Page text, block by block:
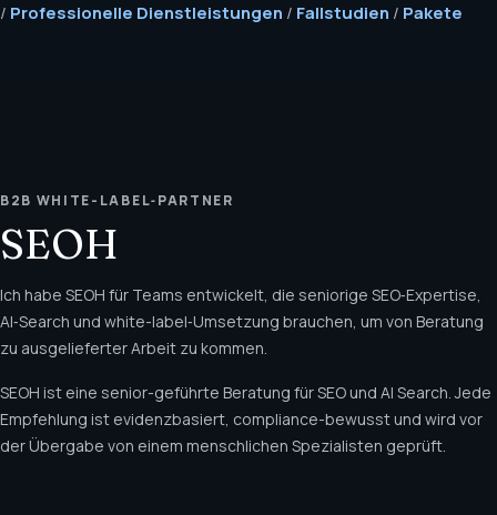
/ Professionelle Dienstleistungen / Fallstudien / Pakete
B2B WHITE-LABEL‑PARTNER
SEOH
Ich habe SEOH für Teams entwickelt, die seniorige SEO‑Expertise,
AI‑Search und white-label‑Umsetzung brauchen, um von Beratung
zu ausgelieferter Arbeit zu kommen.
SEOH ist eine senior-geführte Beratung für SEO und AI Search. Jede
Empfehlung ist evidenzbasiert, compliance-bewusst und wird vor
der Übergabe von einem menschlichen Spezialisten geprüft.